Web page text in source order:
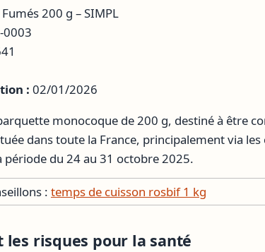
200 g – SIMPL
0003
: 02/01/2026
monocoque de 200 g, destiné à être
dans toute la France, principalement via
du 24 au 31 octobre 2025.
: temps de cuisson rosbif 1 kg
les risques pour la santé